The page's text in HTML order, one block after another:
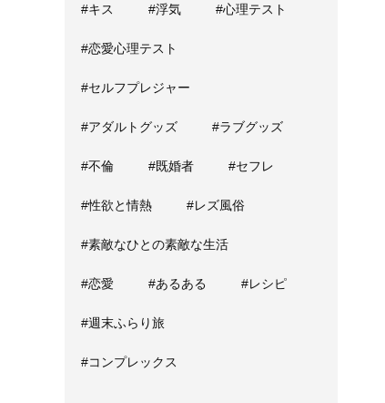
#キス #浮気 #心理テスト
#恋愛心理テスト
#セルフプレジャー
#アダルトグッズ #ラブグッズ
#不倫 #既婚者 #セフレ
#性欲と情熱 #レズ風俗
#素敵なひとの素敵な生活
#恋愛 #あるある #レシピ
#週末ふらり旅
#コンプレックス